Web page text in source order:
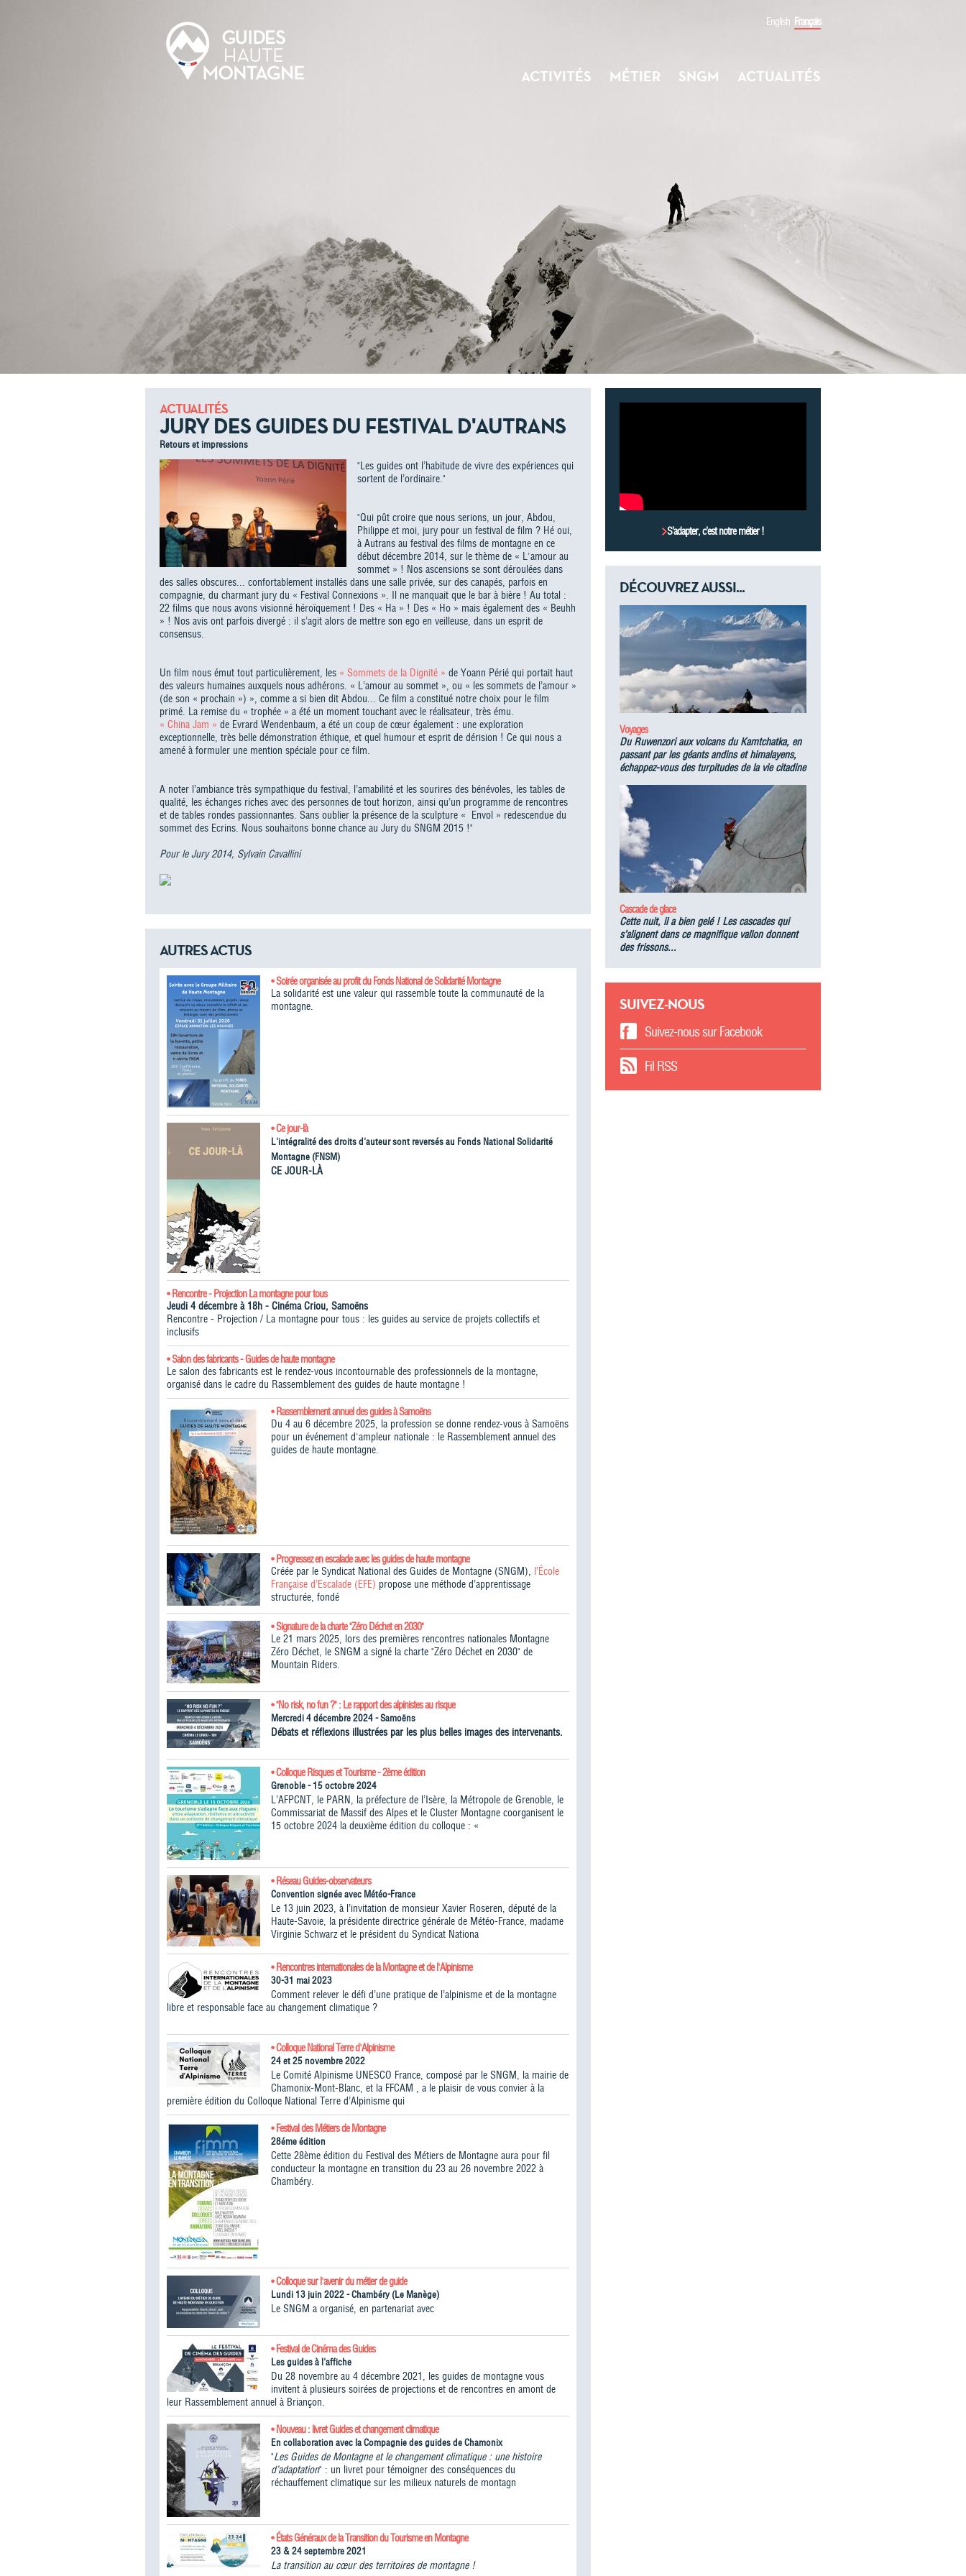
English Français
ACTIVITÉS MÉTIER SNGM ACTUALITÉS
ACTUALITÉS
JURY DES GUIDES DU FESTIVAL D'AUTRANS
Retours et impressions
"Les guides ont l’habitude de vivre des expériences qui
sortent de l’ordinaire."
"Qui pût croire que nous serions, un jour, Abdou,
Philippe et moi, jury pour un festival de film ? Hé oui,
à Autrans au festival des films de montagne en ce
début décembre 2014, sur le thème de « L'amour au
sommet » ! Nos ascensions se sont déroulées dans
des salles obscures... confortablement installés dans une salle privée, sur des canapés, parfois en
compagnie, du charmant jury du « Festival Connexions ». Il ne manquait que le bar à bière ! Au total :
22 films que nous avons visionné héroïquement ! Des « Ha » ! Des « Ho » mais également des « Beuhh
» ! Nos avis ont parfois divergé : il s’agit alors de mettre son ego en veilleuse, dans un esprit de
consensus.
Un film nous émut tout particulièrement, les « Sommets de la Dignité » de Yoann Périé qui portait haut
des valeurs humaines auxquels nous adhérons. « L’amour au sommet », ou « les sommets de l’amour »
(de son « prochain ») », comme a si bien dit Abdou... Ce film a constitué notre choix pour le film
primé. La remise du « trophée » a été un moment touchant avec le réalisateur, très ému.
« China Jam » de Evrard Wendenbaum, a été un coup de cœur également : une exploration
exceptionnelle, très belle démonstration éthique, et quel humour et esprit de dérision ! Ce qui nous a
amené à formuler une mention spéciale pour ce film.
A noter l’ambiance très sympathique du festival, l’amabilité et les sourires des bénévoles, les tables de
qualité, les échanges riches avec des personnes de tout horizon, ainsi qu’un programme de rencontres
et de tables rondes passionnantes. Sans oublier la présence de la sculpture « Envol » redescendue du
sommet des Ecrins. Nous souhaitons bonne chance au Jury du SNGM 2015 !"
Pour le Jury 2014, Sylvain Cavallini
AUTRES ACTUS
• Soirée organisée au profit du Fonds National de Solidarité Montagne
La solidarité est une valeur qui rassemble toute la communauté de la
montagne.
• Ce jour-là
L'intégralité des droits d'auteur sont reversés au Fonds National Solidarité
Montagne (FNSM)
CE JOUR-LÀ
• Rencontre - Projection La montagne pour tous
Jeudi 4 décembre à 18h - Cinéma Criou, Samoëns
Rencontre - Projection / La montagne pour tous : les guides au service de projets collectifs et
inclusifs
• Salon des fabricants - Guides de haute montagne
Le salon des fabricants est le rendez-vous incontournable des professionnels de la montagne,
organisé dans le cadre du Rassemblement des guides de haute montagne !​
• Rassemblement annuel des guides à Samoëns
Du 4 au 6 décembre 2025, la profession se donne rendez-vous à Samoëns
pour un événement d'ampleur nationale : le Rassemblement annuel des
guides de haute montagne.
• Progressez en escalade avec les guides de haute montagne
Créée par le Syndicat National des Guides de Montagne (SNGM), l’École
Française d’Escalade (EFE) propose une méthode d’apprentissage
structurée, fondé
• Signature de la charte "Zéro Déchet en 2030"
Le 21 mars 2025, lors des premières rencontres nationales Montagne
Zéro Déchet, le SNGM a signé la charte "Zéro Déchet en 2030" de
Mountain Riders.
• "No risk, no fun ?" : Le rapport des alpinistes au risque
Mercredi 4 décembre 2024 - Samoëns
Débats et réflexions illustrées par les plus belles images des intervenants.
• Colloque Risques et Tourisme - 2ème édition
Grenoble - 15 octobre 2024
L’AFPCNT, le PARN, la préfecture de l’Isère, la Métropole de Grenoble, le
Commissariat de Massif des Alpes et le Cluster Montagne coorganisent le
15 octobre 2024 la deuxième édition du colloque : «
• Réseau Guides-observateurs
Convention signée avec Météo-France
Le 13 juin 2023, à l’invitation de monsieur Xavier Roseren, député de la
Haute-Savoie, la présidente directrice générale de Météo-France, madame
Virginie Schwarz et le président du Syndicat Nationa
• Rencontres internationales de la Montagne et de l'Alpinisme
30-31 mai 2023
Comment relever le défi d’une pratique de l’alpinisme et de la montagne
libre et responsable face au changement climatique ?
• Colloque National Terre d'Alpinisme
24 et 25 novembre 2022
Le Comité Alpinisme UNESCO France, composé par le SNGM, la mairie de
Chamonix-Mont-Blanc, et la FFCAM , a le plaisir de vous convier à la
première édition du Colloque National Terre d’Alpinisme qui
• Festival des Métiers de Montagne
28éme édition
Cette 28ème édition du Festival des Métiers de Montagne aura pour fil
conducteur la montagne en transition du 23 au 26 novembre 2022 à
Chambéry.
• Colloque sur l'avenir du métier de guide
Lundi 13 juin 2022 - Chambéry (Le Manège)
Le SNGM a organisé, en partenariat avec
• Festival de Cinéma des Guides
Les guides à l'affiche
Du 28 novembre au 4 décembre 2021, les guides de montagne vous
invitent à plusieurs soirées de projections et de rencontres en amont de
leur Rassemblement annuel à Briançon.
• Nouveau : livret Guides et changement climatique
En collaboration avec la Compagnie des guides de Chamonix
"Les Guides de Montagne et le changement climatique : une histoire
d’adaptation" : un livret pour témoigner des conséquences du
réchauffement climatique sur les milieux naturels de montagn
• États Généraux de la Transition du Tourisme en Montagne
23 & 24 septembre 2021
La transition au cœur des territoires de montagne !
S’adapter, c’est notre métier !
DÉCOUVREZ AUSSI...
Voyages
Du Ruwenzori aux volcans du Kamtchatka, en
passant par les géants andins et himalayens,
échappez-vous des turpitudes de la vie citadine
Cascade de glace
Cette nuit, il a bien gelé ! Les cascades qui
s’alignent dans ce magnifique vallon donnent
des frissons...
SUIVEZ-NOUS
Suivez-nous sur Facebook
Fil RSS